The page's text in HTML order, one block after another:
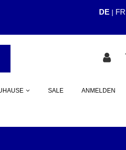
DE | FR
SALE ANMELDEN